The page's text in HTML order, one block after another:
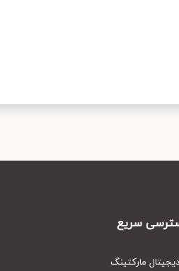
سریع
مارکتینگ